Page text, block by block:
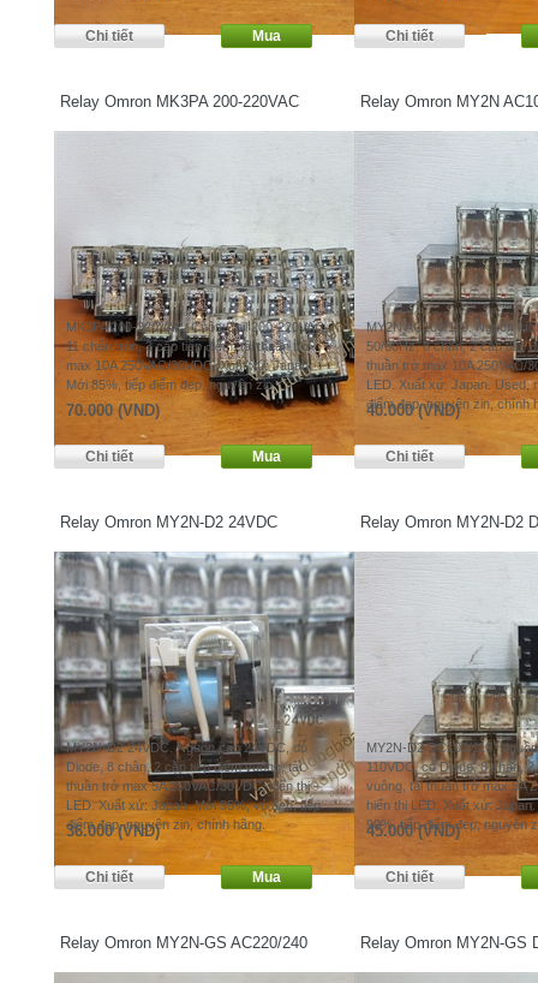
Relay Omron MK3PA 200-220VAC
MK3PA 200-220VAC. Cuộn Coil 200-220VAC,
11 chân tròn, 3 cặp tiếp điểm, tải thuần trở
max 10A 250VAC/30VDC. Xuất xứ: Japan.
Mới 85%, tiếp điểm đẹp, nguyên zin.
70.000 (VND)
Relay Omron MY2N
MY2N AC100/110. Nguồn
50/60Hz, 8 chân, 2 cặp tiếp
thuần trở max 10A 250VAC/
LED. Xuất xứ: Japan. Used,
điểm đẹp, nguyên zin, chính
40.000 (VND)
Relay Omron MY2N-D2 24VDC
MY2N-D2 24VDC. Nguồn cấp 24VDC, có
Diode, 8 chân, 2 cặp tiếp điểm vuông, tải
thuần trở max 5A 250VAC/30VDC, hiển thị
LED. Xuất xứ: Japan. Mới 95%, vỏ đẹp, tiếp
điểm đẹp, nguyên zin, chính hãng.
36.000 (VND)
Relay Omron MY2N-D2
MY2N-D2 DC100/110.
110VDC, có Diode, 8 chân, 2
vuông, tải thuần trở max 5A
hiển thị LED. Xuất xứ:
90%, tiếp điểm đẹp, nguyên
45.000 (VND)
Relay Omron MY2N-GS AC220/240 Relay Omron MY2N-GS